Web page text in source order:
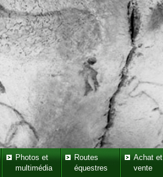
Photos et
multimédia
Routes
équestres
Achat et
vente